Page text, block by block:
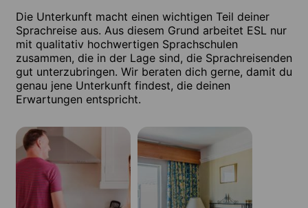
Die Unterkunft macht einen wichtigen Teil deiner
Sprachreise aus. Aus diesem Grund arbeitet ESL nur
mit qualitativ hochwertigen Sprachschulen
zusammen, die in der Lage sind, die Sprachreisenden
gut unterzubringen. Wir beraten dich gerne, damit du
genau jene Unterkunft findest, die deinen
Erwartungen entspricht.